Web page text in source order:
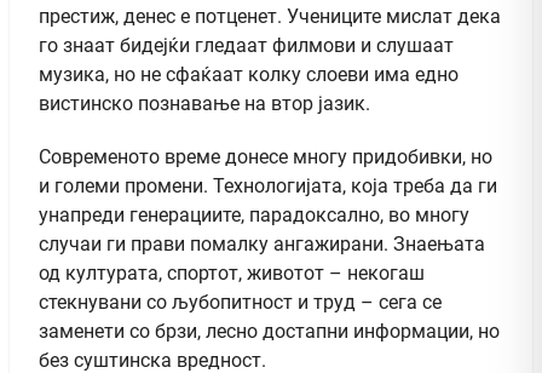
престиж, денес е потценет. Учениците мислат дека
го знаат бидејќи гледаат филмови и слушаат
музика, но не сфаќаат колку слоеви има едно
вистинско познавање на втор јазик.
Современото време донесе многу придобивки, но
и големи промени. Технологијата, која треба да ги
унапреди генерациите, парадоксално, во многу
случаи ги прави помалку ангажирани. Знаењата
од културата, спортот, животот – некогаш
стекнувани со љубопитност и труд – сега се
заменети со брзи, лесно достапни информации, но
без суштинска вредност.